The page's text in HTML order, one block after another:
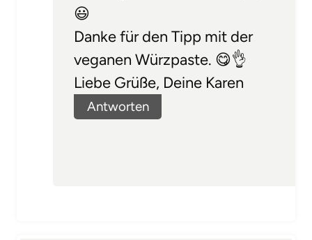
😃
Danke für den Tipp mit der
veganen Würzpaste. 😋👌
Liebe Grüße, Deine Karen
Antworten